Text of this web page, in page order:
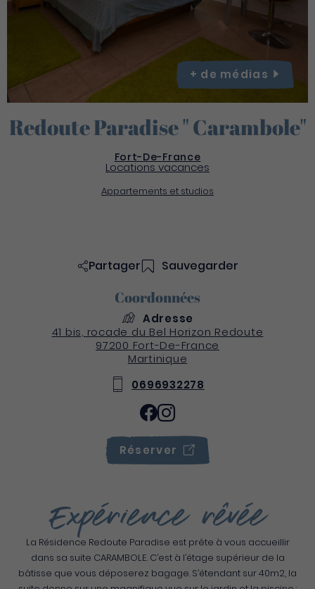
Redoute Paradise " Carambole"
Fort-De-France
Locations vacances
Appartements et studios
+ de médias
Expérience rêvée
La Résidence Redoute Paradise est prête à vous accueillir
dans sa suite CARAMBOLE. C’est à l’étage supérieur de la
bâtisse que vous déposerez bagage. S’étendant sur 40m2, la
Partager Sauvegarder
Coordonnées
Adresse
41 bis, rocade du Bel Horizon Redoute
97200 Fort-De-France
Martinique
0696932278
Réserver